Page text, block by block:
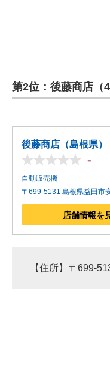
第2位：後藤商店（
後藤商店（島根県）
-
自動販売機
〒699-5131 島根県益田市
店舗情報を
【住所】〒699-